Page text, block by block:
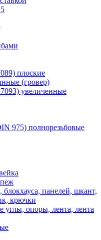
плоские
(гровер)
увеличенные
975) полнорезьбовые
панелей, шкант,
крючки
опоры, лента, лента